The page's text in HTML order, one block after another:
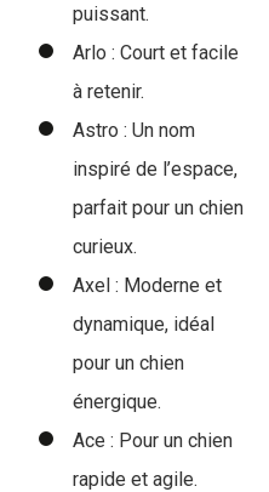
puissant.
Arlo : Court et facile
à retenir.
Astro : Un nom
inspiré de l’espace,
parfait pour un chien
curieux.
Axel : Moderne et
dynamique, idéal
pour un chien
énergique.
Ace : Pour un chien
rapide et agile.